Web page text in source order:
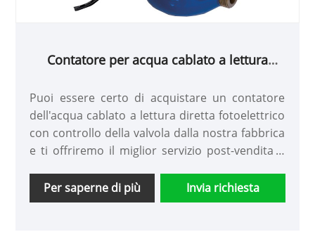
Contatore per acqua cablato a lettura
valvola
Puoi essere certo di acquistare un contatore
dell'acqua cablato a lettura diretta fotoelettrico
con controllo della valvola dalla nostra fabbrica
e ti offriremo il miglior servizio post-vendita e
Per saperne di più
Invia richiesta